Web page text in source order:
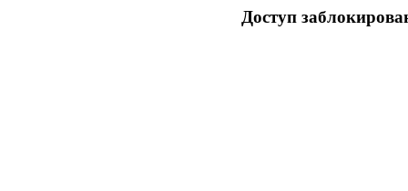
Доступ